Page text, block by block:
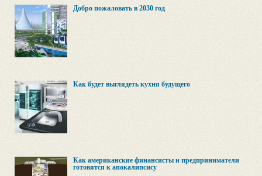
Добро пожаловать в 2030 год
Как будет выглядеть кухня будущего
Как американские финансисты и предприниматели
готовятся к апокалипсису